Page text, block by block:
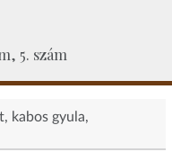
5. szám
kabos gyula